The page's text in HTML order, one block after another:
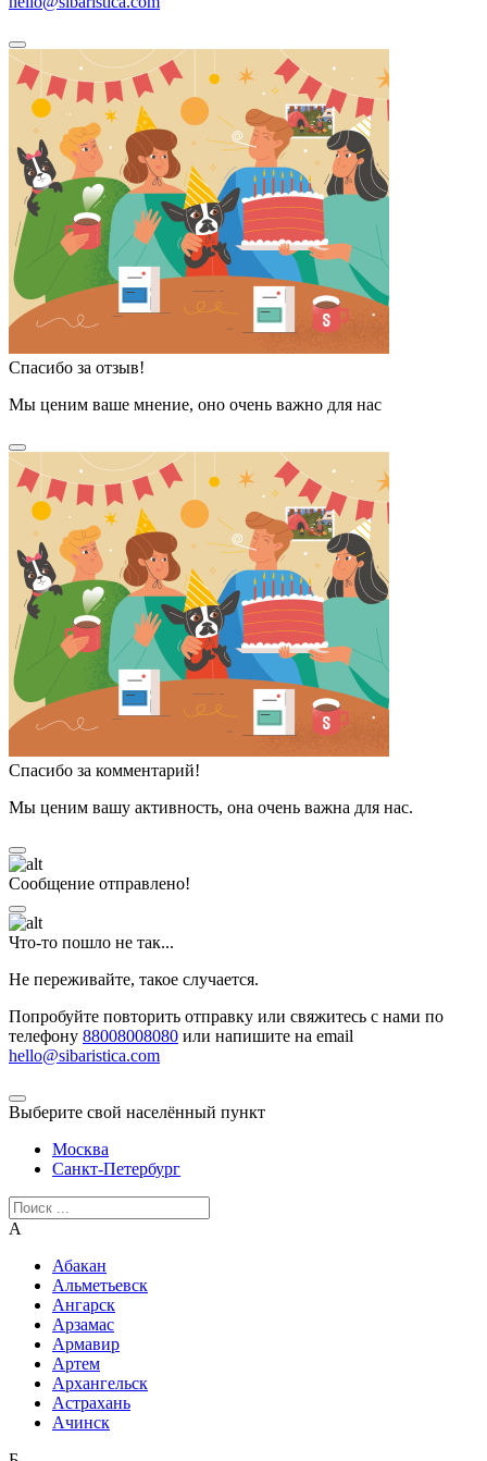
Спасибо за отзыв!
Мы ценим ваше мнение, оно очень важно для нас
Спасибо за комментарий!
Мы ценим вашу активность, она очень важна для нас.
Сообщение отправлено!
Что-то пошло не так...
Не переживайте, такое случается.
Попробуйте повторить отправку или свяжитесь с нами по
телефону 88008008080 или напишите на email
hello@sibaristica.com
Выберите свой населённый пункт
Москва
Санкт-Петербург
А
Абакан
Альметьевск
Ангарск
Арзамас
Армавир
Артем
Архангельск
Астрахань
Ачинск